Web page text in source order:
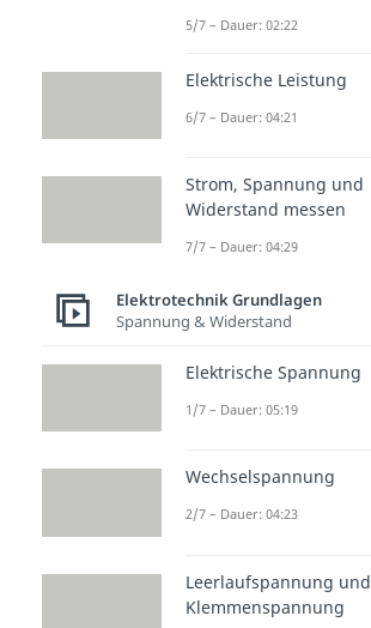
Die Richtung und
beschreibst du mit
Feldstärke. Einfach
dir, welche Kraft
auf andere
kann.
Um ein
Feld trotzdem
verwendest du die
elektrischen
mithilfe der
die Stärke und den
elektrischen Feldes
5/7 – Dauer: 02:22
Elektrische Leistung
6/7 – Dauer: 04:21
Strom, Spannung und
Widerstand messen
7/7 – Dauer: 04:29
Elektrotechnik Grundlagen
Spannung & Widerstand
Elektrische Spannung
1/7 – Dauer: 05:19
Wechselspannung
2/7 – Dauer: 04:23
Leerlaufspannung und
Klemmenspannung